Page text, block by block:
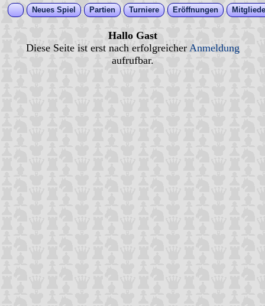
Neues Spiel Partien Turniere Eröffnungen
Hallo Gast
Diese Seite ist erst nach erfolgreicher Anmeldung
aufrufbar.